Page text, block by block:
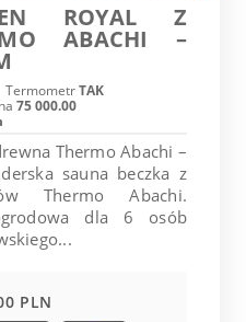
ROYAL Z
ABACHI –
TermometrTAK
75 000.00
Thermo Abachi –
sauna beczka z
Thermo Abachi.
dla 6 osób
PLN